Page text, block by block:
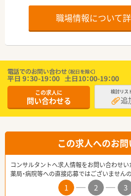
職場情報について
この求人に
問い合わせる
検討リス
追
この求人へのお
コンサルタントへ求人情報をお問い合わせい
薬局・病院等への直接応募ではございません
1 2 3